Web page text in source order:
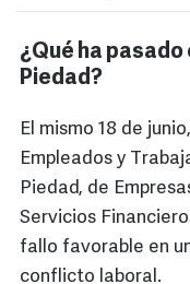
¿Qué ha pasado
Piedad?
El mismo 18 de
Empleados y
Piedad, de
Servicios
fallo favorable en
conflicto laboral.